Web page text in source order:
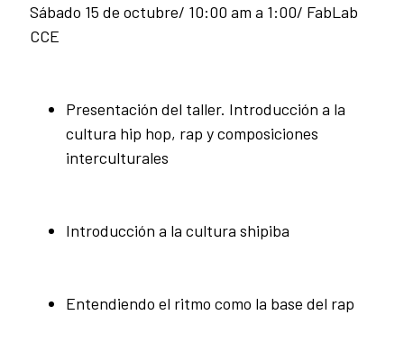
Sábado 15 de octubre/ 10:00 am a 1:00/ FabLab
CCE
Presentación del taller. Introducción a la
cultura hip hop, rap y composiciones
interculturales
Introducción a la cultura shipiba
Entendiendo el ritmo como la base del rap